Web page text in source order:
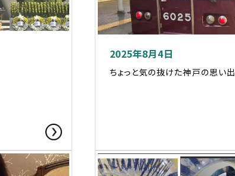
2025年8月4日
ちょっと気の抜けた神戸の思い出